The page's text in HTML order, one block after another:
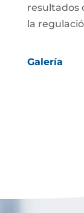
resultados
la
Galería